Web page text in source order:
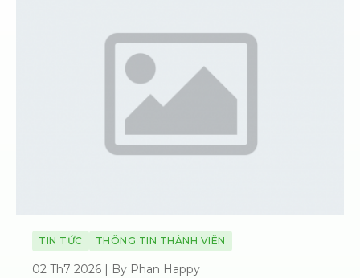
TIN TỨC THÔNG TIN THÀNH VIÊN
02 Th7 2026 | By Phan Happy